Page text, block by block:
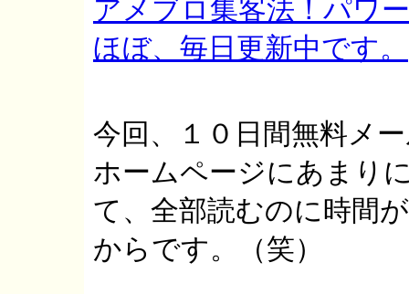
アメブロ集客法！パワ
ほぼ、毎日更新中です。
今回、１０日間無料メ
ホームページにあまり
て、全部読むのに時間
からです。（笑）